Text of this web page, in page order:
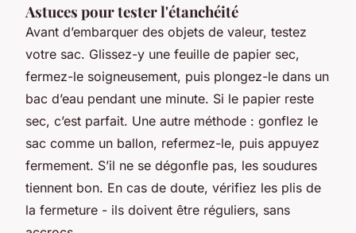
Astuces pour tester l'étanchéité
Avant d’embarquer des objets de valeur, testez
votre sac. Glissez-y une feuille de papier sec,
fermez-le soigneusement, puis plongez-le dans un
bac d’eau pendant une minute. Si le papier reste
sec, c’est parfait. Une autre méthode : gonflez le
sac comme un ballon, refermez-le, puis appuyez
fermement. S’il ne se dégonfle pas, les soudures
tiennent bon. En cas de doute, vérifiez les plis de
la fermeture - ils doivent être réguliers, sans